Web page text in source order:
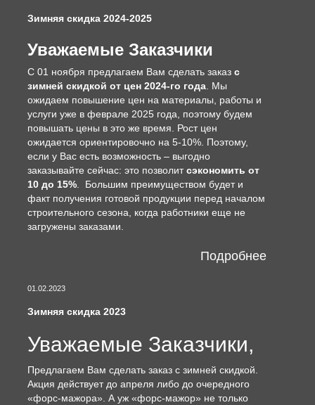
Зимняя скидка 2024-2025
Уважаемые Заказчики
С 01 ноября предлагаем Вам сделать заказ с
зимней скидкой от цен 2024-го года . Мы
ожидаем повышение цен на материалы, работы и
услуги уже в феврале 2025 года, поэтому будем
повышать цены в это же время. Рост цен
ожидается ориентировочно на 5-10%. Поэтому,
если у Вас есть возможность – выгодно
заказывайте сейчас: это позволитсэкономить от
10 до 15% . Большим преимуществом будет и
факт получения готовой продукции перед началом
строительного сезона, когда работники еще не
загружены заказами.
Подробнее
01.02.2023
Зимняя скидка 2023
Уважаемые Заказчики,
Предлагаем Вам сделать заказ с зимней скидкой.
Акция действует до апреля либо до очередного
«форс-мажора». А уж «форс-мажор» не только